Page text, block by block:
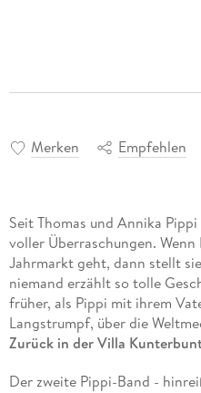
Merken Empfehlen
Seit Thomas und Annika
voller Überraschungen.
Jahrmarkt geht, dann stellt
niemand erzählt so tolle
früher, als Pippi mit ihrem
Langstrumpf, über die
Zurück in der Villa
Der zweite Pippi-Band -